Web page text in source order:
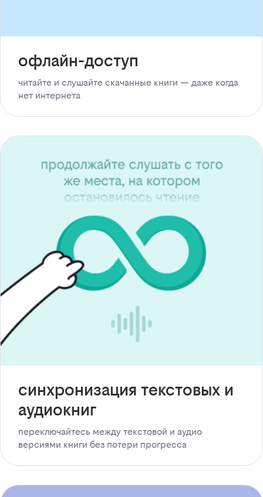
офлайн-доступ
читайте и слушайте скачанные книги — даже когда
нет интернета
синхронизация текстовых и
аудиокниг
переключайтесь между текстовой и аудио
версиями книги без потери прогресса